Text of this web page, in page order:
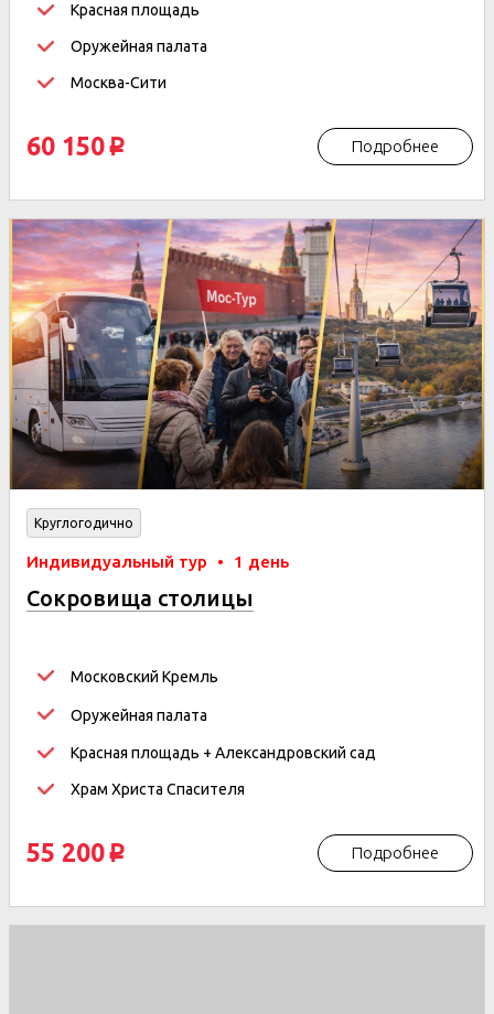
Красная площадь
Оружейная палата
Москва-Сити
60 150 p Подробнее
Круглогодично
Индивидуальный тур • 1 день
Сокровища столицы
Московский Кремль
Оружейная палата
Красная площадь + Александровский сад
Храм Христа Спасителя
55 200 p Подробнее